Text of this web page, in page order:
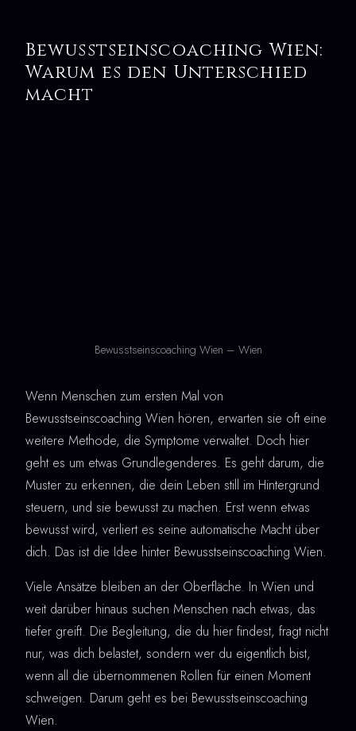
Bewusstseinscoaching Wien:
Warum es den Unterschied
macht
Bewusstseinscoaching Wien – Wien
Wenn Menschen zum ersten Mal von
Bewusstseinscoaching Wien hören, erwarten sie oft eine
weitere Methode, die Symptome verwaltet. Doch hier
geht es um etwas Grundlegenderes. Es geht darum, die
Muster zu erkennen, die dein Leben still im Hintergrund
steuern, und sie bewusst zu machen. Erst wenn etwas
bewusst wird, verliert es seine automatische Macht über
dich. Das ist die Idee hinter Bewusstseinscoaching Wien.
Viele Ansätze bleiben an der Oberfläche. In Wien und
weit darüber hinaus suchen Menschen nach etwas, das
tiefer greift. Die Begleitung, die du hier findest, fragt nicht
nur, was dich belastet, sondern wer du eigentlich bist,
wenn all die übernommenen Rollen für einen Moment
schweigen. Darum geht es bei Bewusstseinscoaching
Wien.